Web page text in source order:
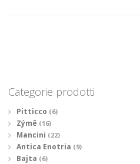
Categorie prodotti
Pitticco (6)
Zýmē (16)
Mancini (22)
Antica Enotria (9)
Bajta (6)